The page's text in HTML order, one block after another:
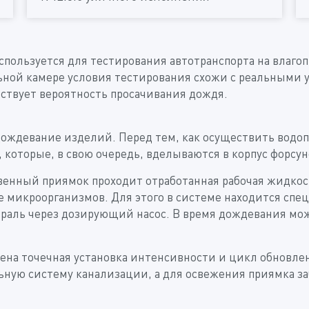
для тестирования автотранспорта на
камере условия тестирования схожи с
вероятность просачивания дождя.
изделий. Перед тем, как осуществить
в свою очередь, вделываются в корпус
приямок проходит отработанная рабочая
Для этого в системе находится
через дозирующий насос. В время дождевания
точечная установка интенсивности и цикл
систему канализации, а для освежения приямка